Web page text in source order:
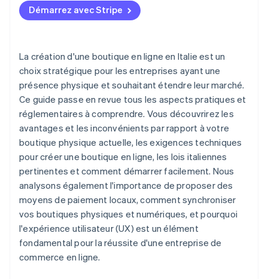
Combien d’argent faut-il pour créer une boutique en
ligne ?
Démarrez avec Stripe
La création d'une boutique en ligne en Italie est un
choix stratégique pour les entreprises ayant une
présence physique et souhaitant étendre leur marché.
Ce guide passe en revue tous les aspects pratiques et
réglementaires à comprendre. Vous découvrirez les
avantages et les inconvénients par rapport à votre
boutique physique actuelle, les exigences techniques
pour créer une boutique en ligne, les lois italiennes
pertinentes et comment démarrer facilement. Nous
analysons également l'importance de proposer des
moyens de paiement locaux, comment synchroniser
vos boutiques physiques et numériques, et pourquoi
l'expérience utilisateur (UX) est un élément
fondamental pour la réussite d'une entreprise de
commerce en ligne.